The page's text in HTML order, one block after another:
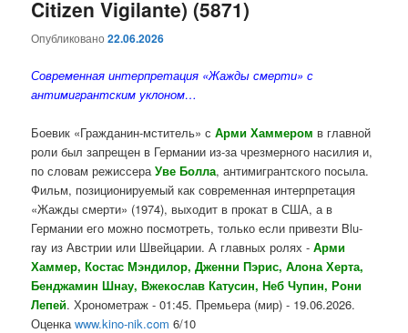
Citizen Vigilante) (5871)
Опубликовано22.06.2026
Современная интерпретация «Жажды смерти» с
антимигрантским уклоном…
Боевик «Гражданин-мститель» сАрми Хаммером в главной
роли был запрещен в Германии из-за чрезмерного насилия и,
по словам режиссераУве Болла, антимигрантского посыла.
Фильм, позиционируемый как современная интерпретация
«Жажды смерти» (1974), выходит в прокат в США, а в
Германии его можно посмотреть, только если привезти Blu-
ray из Австрии или Швейцарии. А главных ролях -Арми
Хаммер, Костас Мэндилор, Дженни Пэрис, Алона Херта,
Бенджамин Шнау, Вжекослав Катусин, Неб Чупин, Рони
Лепей. Хронометраж - 01:45. Премьера (мир) - 19.06.2026.
Оценкаwww.kino-nik.com 6/10